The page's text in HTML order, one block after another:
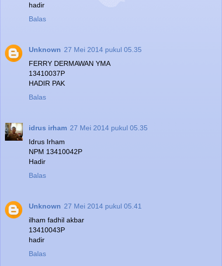
hadir
Balas
Unknown 27 Mei 2014 pukul 05.35
FERRY DERMAWAN YMA
13410037P
HADIR PAK
Balas
idrus irham 27 Mei 2014 pukul 05.35
Idrus Irham
NPM 13410042P
Hadir
Balas
Unknown 27 Mei 2014 pukul 05.41
ilham fadhil akbar
13410043P
hadir
Balas